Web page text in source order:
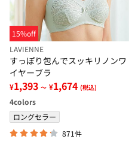
15%off
LAVIENNE
すっぽり包んでスッキリノンワ
イヤーブラ
¥1,393 ～ ¥1,674 (税込)
4colors
ロングセラー
871件